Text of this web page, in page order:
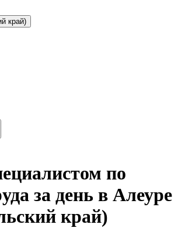
край)
по
за день в Алеуре
край)